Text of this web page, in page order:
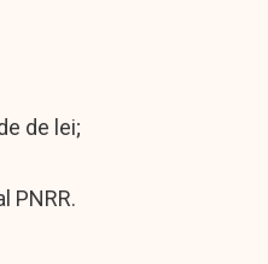
de lei;
PNRR.